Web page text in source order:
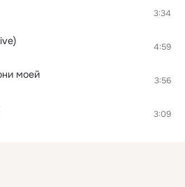
3:34
4:59
моей 3:56
3:09